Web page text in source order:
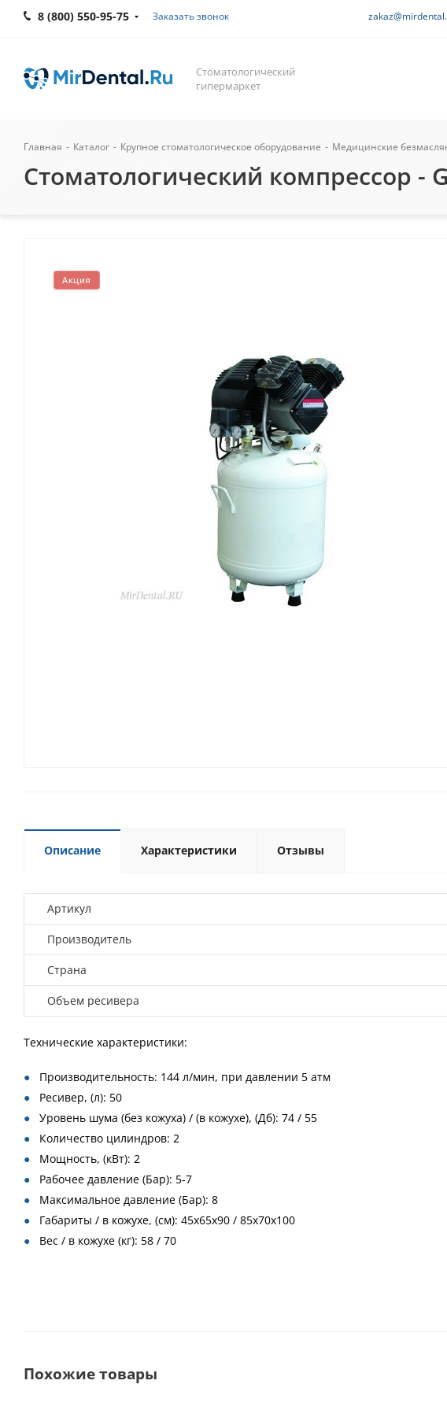
8 (800) 550-95-75 Заказать звонок
Стоматологический
гипермаркет
Главная - Каталог - Крупное стоматологическое оборудование - Медицинские
Стоматологический компрессор -
Акция
Описание Характеристики Отзывы
Артикул
Производитель
Страна
Объем ресивера
Технические характеристики:
Производительность: 144 л/мин, при давлении 5 атм
Ресивер, (л): 50
Уровень шума (без кожуха) / (в кожухе), (Дб): 74 / 55
Количество цилиндров: 2
Мощность, (кВт): 2
Рабочее давление (Бар): 5-7
Максимальное давление (Бар): 8
Габариты / в кожухе, (см): 45x65x90 / 85х70х100
Вес / в кожухе (кг): 58 / 70
Похожие товары